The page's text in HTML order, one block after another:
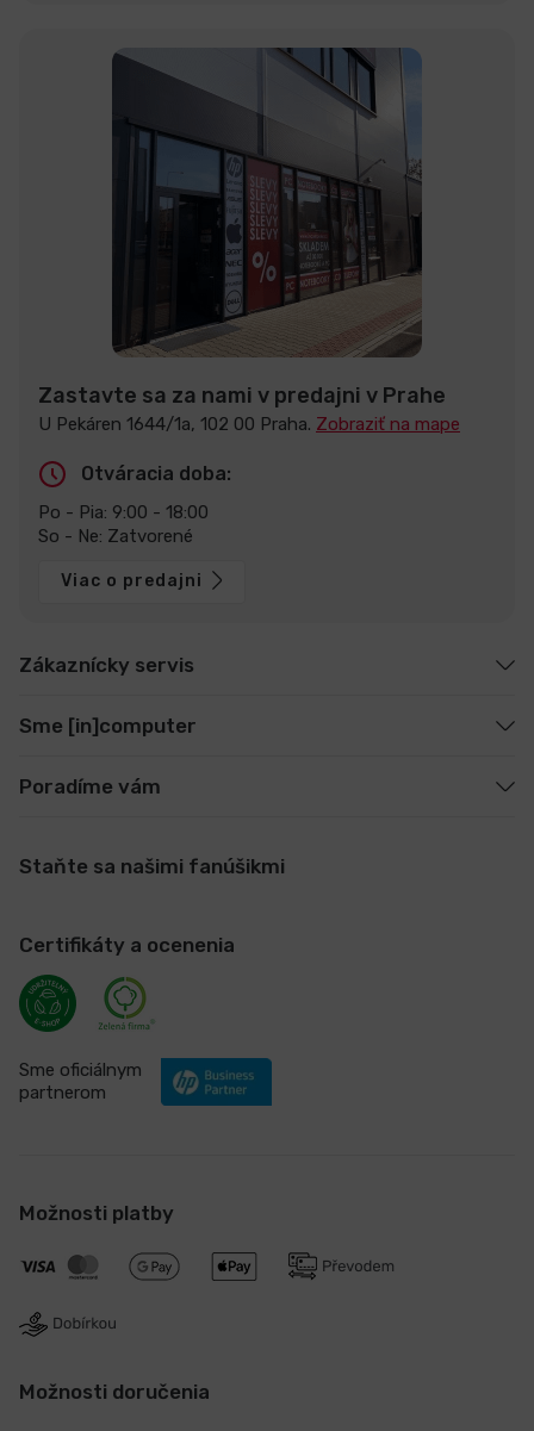
Zastavte sa za nami v predajni v Prahe
U Pekáren 1644/1a, 102 00 Praha. Zobraziť na mape
Otváracia doba:
Po - Pia: 9:00 - 18:00
So - Ne: Zatvorené
Viac o predajni
Zákaznícky servis
Sme [in]computer
Poradíme vám
Staňte sa našimi fanúšikmi
Certifikáty a ocenenia
Sme oficiálnym
partnerom
Možnosti platby
Možnosti doručenia